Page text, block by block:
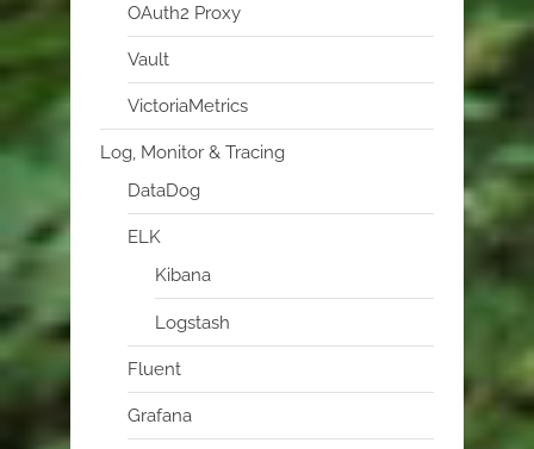
OAuth2 Proxy
Vault
VictoriaMetrics
Log, Monitor & Tracing
DataDog
ELK
Kibana
Logstash
Fluent
Grafana